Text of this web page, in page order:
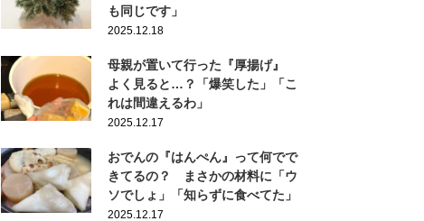
も同じです」
2025.12.18
母親が置いて行った『厚揚げ』
よく見ると…？「爆笑した」「こ
れは間違えるわ」
2025.12.17
おでんの『はんぺん』って何でで
きてるの？ まさかの材料に「ウ
ソでしょ」「知らずに食べてた」
2025.12.17